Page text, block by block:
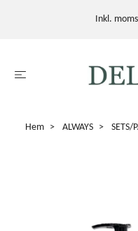
Inkl. moms
Hem ALWAYS SETS/